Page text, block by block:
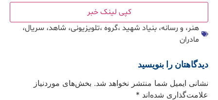
کپی لینک خبر
هنر، و رسانه، بنیاد شهید ،گروه ،تلویزیونی، شاهد، سریال،
مادران
دیدگاهتان را بنویسید
نشانی ایمیل شما منتشر نخواهد شد. بخش‌های موردنیاز
علامت‌گذاری شده‌اند *